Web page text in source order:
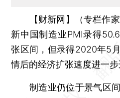
【财新网】（专栏作家
新中国制造业PMI录得
张区间，但录得2020年5
情后的经济扩张速度进
制造业仍位于景气区间